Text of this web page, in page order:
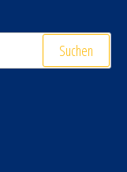
Suchen